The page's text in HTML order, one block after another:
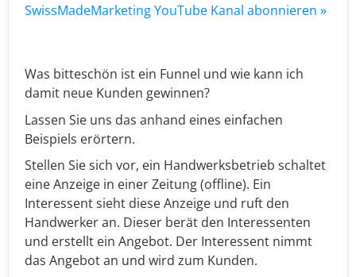
SwissMadeMarketing YouTube Kanal abonnieren »
Was bitteschön ist ein Funnel und wie kann ich
damit neue Kunden gewinnen?
Lassen Sie uns das anhand eines einfachen
Beispiels erörtern.
Stellen Sie sich vor, ein Handwerksbetrieb schaltet
eine Anzeige in einer Zeitung (offline). Ein
Interessent sieht diese Anzeige und ruft den
Handwerker an. Dieser berät den Interessenten
und erstellt ein Angebot. Der Interessent nimmt
das Angebot an und wird zum Kunden.